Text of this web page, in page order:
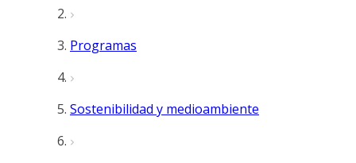
Programas
Sostenibilidad y medioambiente